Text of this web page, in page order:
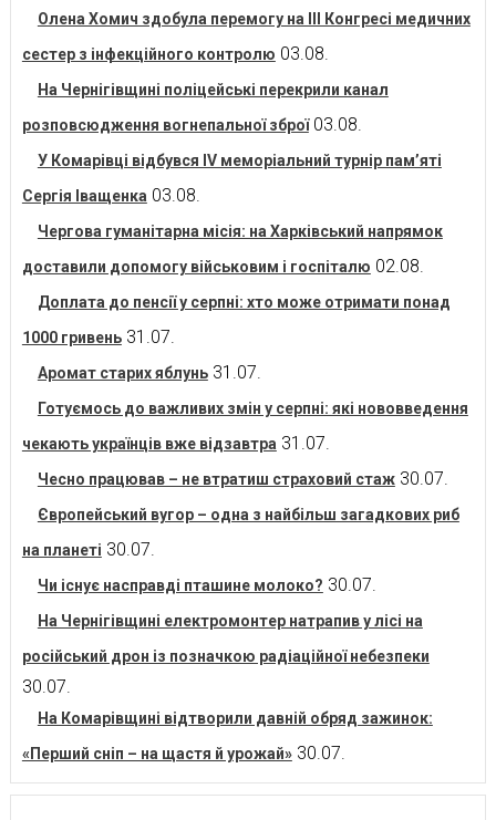
Олена Хомич здобула перемогу на ІІІ Конгресі медичних
сестер з інфекційного контролю 03.08.
На Чернігівщині поліцейські перекрили канал
розповсюдження вогнепальної зброї 03.08.
У Комарівці відбувся IV меморіальний турнір пам’яті
Сергія Іващенка 03.08.
Чергова гуманітарна місія: на Харківський напрямок
доставили допомогу військовим і госпіталю 02.08.
Доплата до пенсії у серпні: хто може отримати понад
1000 гривень 31.07.
Аромат старих яблунь 31.07.
Готуємось до важливих змін у серпні: які нововведення
чекають українців вже відзавтра 31.07.
Чесно працював – не втратиш страховий стаж 30.07.
Європейський вугор – одна з найбільш загадкових риб
на планеті 30.07.
Чи існує насправді пташине молоко? 30.07.
На Чернігівщині електромонтер натрапив у лісі на
російський дрон із позначкою радіаційної небезпеки
30.07.
На Комарівщині відтворили давній обряд зажинок:
«Перший сніп – на щастя й урожай» 30.07.